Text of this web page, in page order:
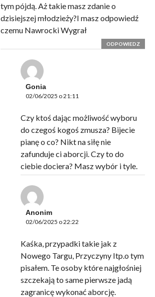
tym pójdą. Aż takie masz zdanie o
dzisiejszej młodzieży?I masz odpowiedź
czemu Nawrocki Wygrał
ODPOWIEDZ
Gonia
02/06/2025 o 21:11
Czy ktoś dając możliwość wyboru
do czegoś kogoś zmusza? Bijecie
pianę o co? Nikt na siłę nie
zafunduje ci aborcji. Czy to do
ciebie dociera? Masz wybór i tyle.
Anonim
02/06/2025 o 22:22
Kaśka, przypadki takie jak z
Nowego Targu, Przyczyny Itp.o tym
pisałem. Te osoby które najgłośniej
szczekają to same pierwsze jadą
zagranicę wykonać aborcję.